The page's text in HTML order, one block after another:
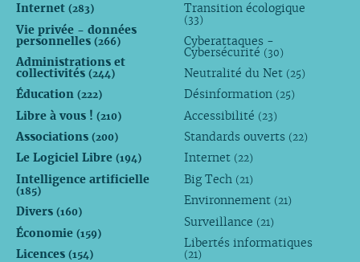
Internet (283)
Vie privée - données
personnelles (266)
Administrations et
collectivités (244)
Éducation (222)
Libre à vous ! (210)
Associations (200)
Le Logiciel Libre (194)
Intelligence artificielle
(185)
Divers (160)
Économie (159)
Licences (154)
Transition écologique
(33)
Cyberattaques -
Cybersécurité (30)
Neutralité du Net (25)
Désinformation (25)
Accessibilité (23)
Standards ouverts (22)
Internet (22)
Big Tech (21)
Environnement (21)
Surveillance (21)
Libertés informatiques
(21)